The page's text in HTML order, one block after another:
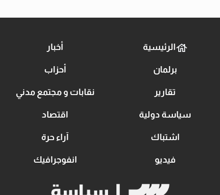
الرئيسية أخبار
برلمان أحزاب
تقارير نقابات و مجتمع مدني
سياسة دولية اقتصاد
اشتباك آراء حرة
فيديو انفوجرافيك